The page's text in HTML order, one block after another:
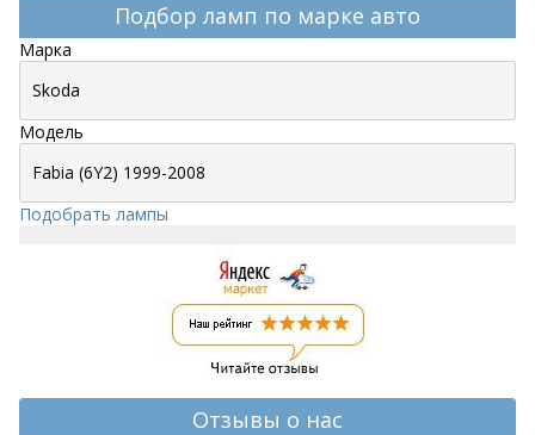
Подбор ламп по марке авто
Марка
Модель
Подобрать лампы
Отзывы о нас